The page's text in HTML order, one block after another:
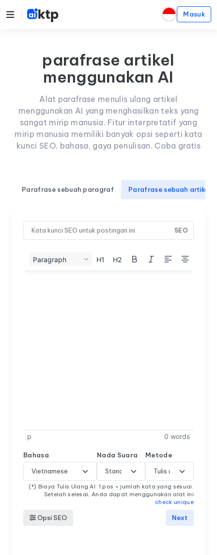
Masuk
parafrase artikel
menggunakan AI
Alat parafrase menulis ulang artikel
menggunakan AI yang menghasilkan teks yang
sangat mirip manusia. Fitur interpretatif yang
mirip manusia memiliki banyak opsi seperti kata
kunci SEO, bahasa, gaya penulisan. Coba gratis
Parafrase sebuah paragraf Parafrase sebuah artikel
SEO
Paragraph H1 H2
p 0 words
Bahasa Nada Suara Metode
(*) Biaya Tulis Ulang AI: 1 pos + jumlah kata yang sesuai.
Setelah selesai, Anda dapat menggunakan alat ini
check unique
Opsi SEO Next